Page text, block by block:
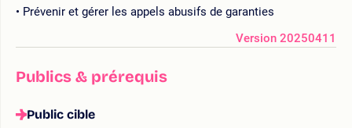
Prévenir et gérer les appels abusifs de garanties
Version 20250411
Publics & prérequis
Public cible